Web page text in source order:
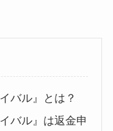
バル』とは？
バル』は返金申